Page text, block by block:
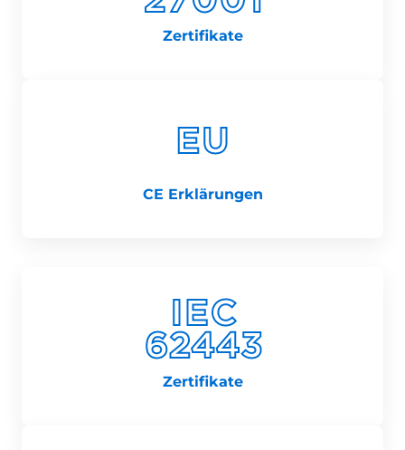
Zertifikate
CE Erklärungen
Zertifikate